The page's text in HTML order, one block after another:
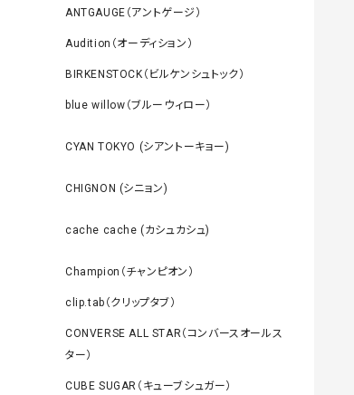
ANTGAUGE（アントゲージ）
Audition（オーディション）
BIRKENSTOCK（ビルケンシュトック）
blue willow（ブルーウィロー）
CYAN TOKYO (シアントーキョー)
CHIGNON (シニョン)
cache cache (カシュカシュ)
Champion（チャンピオン）
clip.tab（クリップタブ）
CONVERSE ALL STAR（コンバースオールス
ター）
CUBE SUGAR（キューブシュガー）